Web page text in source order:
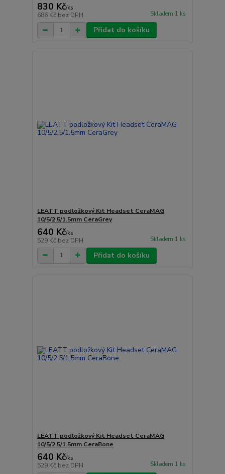
830 Kč/ks
686 Kč bez DPH Skladem 1 ks
Přidat do košíku
LEATT podložkový Kit Headset CeraMAG
10/5/2.5/1.5mm CeraGrey
640 Kč/ks
529 Kč bez DPH Skladem 1 ks
Přidat do košíku
LEATT podložkový Kit Headset CeraMAG
10/5/2.5/1.5mm CeraBone
640 Kč/ks
529 Kč bez DPH Skladem 1 ks